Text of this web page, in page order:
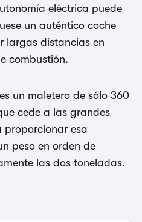
eléctrica puede
un auténtico coche
largas distancias en
combustión.
un maletero de sólo 360
cede a las grandes
proporcionar esa
peso en orden de
las dos toneladas.